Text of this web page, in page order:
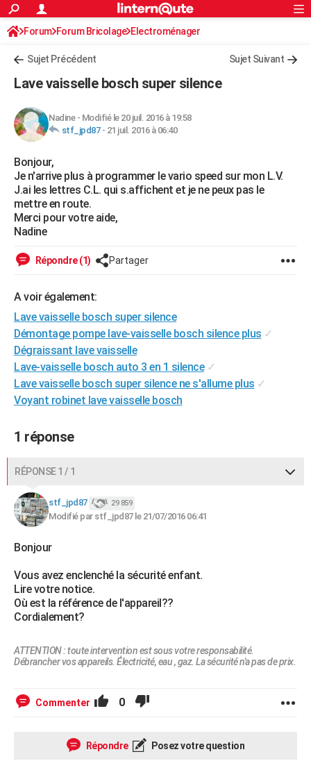
ACTUALITÉS
Politique
Société
Faits Divers
Education
Monde
Villes
+
Retraite
Impôts
Epargne
Immobilier
Risques naturels par ville
Banque
Assurance
Crédit
AUTO
HIGH-TECH
Mobiles
Meilleur smartphone
Internet
Ordinateurs
Jeux vidéo
Guide high-tech
+BRICOLAGE
Forum
Aménagement intérieur
Extérieur
Cuisine
Salle de bains
Jardinage
Rangement
WEEK-END
Art de vivre
Bien-être
Loisirs
Mode
Modes de vie
Alimentation
Guide de la santé
Maladies
Médicaments
Sommeil
VOYAGE
Destinations
City break
Voyage nature
Voyage de noces
Forum
Climat
+PHOTO
GUIDES D'ACHAT
BONS PLANS
Carte de Noël
Carte Bonne année
Carte Saint-Valentin
Carte Pâques
Carte d'anniversaire
DICTIONNAIRE
Dictionnaire
Biographies
Citations
Expressions
Proverbes
PROGRAMME TV
COPAINS D'AVANT
S'inscrire
Se connecter
Lycées
Collèges
Primaires
Universités
Entreprises
Service militaire
Avis de recherche
AVIS DE DÉCÈS
FORUM
Bricolage
Lifestyle
Culture
Sport
Auto
Television
Voyage
Cinema
S'inscrire
Connexion
Forum Forum Bricolage Electroménager
Sujet Précédent Sujet Suivant
Lave vaisselle bosch super silence
Nadine- Modifié le 20 juil. 2016 à 19:58
stf_jpd87- 21 juil. 2016 à 06:40
Bonjour,
Je n'arrive plus à programmer le vario speed sur mon L.V.
J.ai les lettres C.L. qui s.affichent et je ne peux pas le
mettre en route.
Merci pour votre aide,
Nadine
Répondre (1) Partager
A voir également:
Lave vaisselle bosch super silence
Démontage pompe lave-vaisselle bosch silence plus ✓
Dégraissant lave vaisselle
Lave-vaisselle bosch auto 3 en 1 silence ✓
Lave vaisselle bosch super silence ne s'allume plus ✓
Voyant robinet lave vaisselle bosch
1 réponse
RÉPONSE 1 / 1
stf_jpd87 29 859
Modifié par stf_jpd87 le 21/07/2016 06:41
Bonjour
Vous avez enclenché la sécurité enfant.
Lire votre notice.
Où est la référence de l'appareil??
Cordialement?
ATTENTION : toute intervention est sous votre responsabilité.
Débrancher vos appareils. Électricité, eau , gaz. La sécurité n'a pas de prix.
Commenter 0
Répondre Posez votre question